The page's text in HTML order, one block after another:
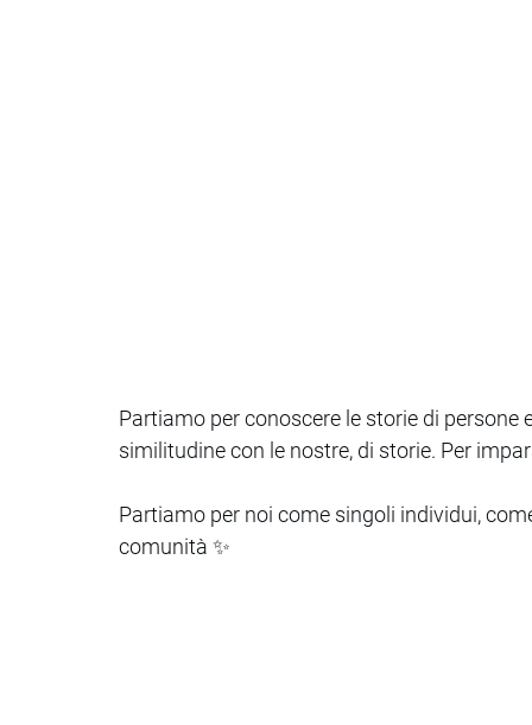
Partiamo per conoscere le storie di
similitudine con le nostre, di storie. Per
Partiamo per noi come singoli individui,
comunità ✨